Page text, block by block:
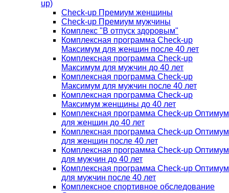
up)
Check-up Премиум женщины
Check-up Премиум мужчины
Комплекс "В отпуск здоровым"
Комплексная программа Check-up
Максимум для женщин после 40 лет
Комплексная программа Check-up
Максимум для мужчин до 40 лет
Комплексная программа Check-up
Максимум для мужчин после 40 лет
Комплексная программа Check-up
Максимум женщины до 40 лет
Комплексная программа Check-up Оптимум
для женщин до 40 лет
Комплексная программа Check-up Оптимум
для женщин после 40 лет
Комплексная программа Check-up Оптимум
для мужчин до 40 лет
Комплексная программа Check-up Оптимум
для мужчин после 40 лет
Комплексное спортивное обследование